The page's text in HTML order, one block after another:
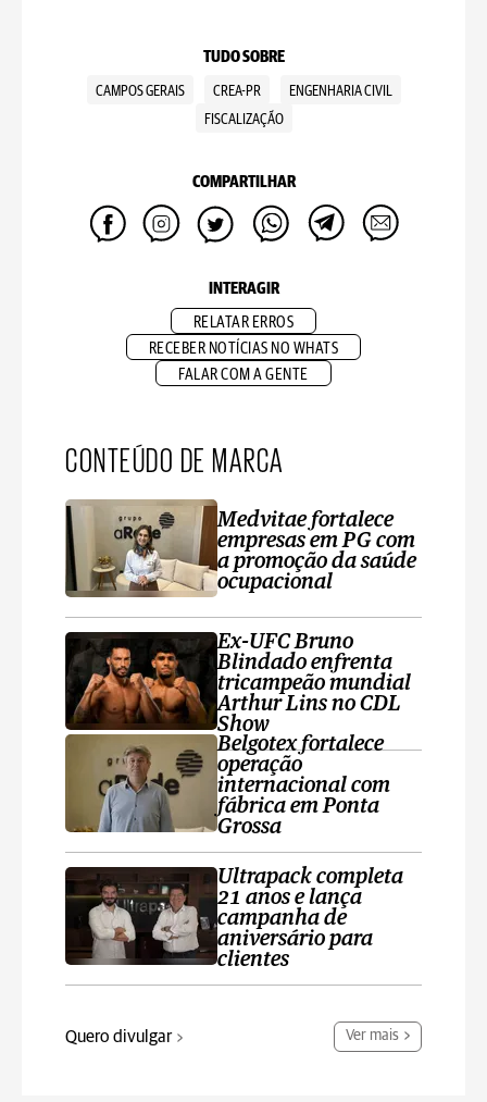
TUDO SOBRE
CAMPOS GERAIS CREA-PR
ENGENHARIA CIVIL
FISCALIZAÇÃO
COMPARTILHAR
INTERAGIR
RELATAR ERROS
RECEBER NOTÍCIAS NO WHATS
FALAR COM A GENTE
CONTEÚDO DE MARCA
Medvitae fortalece
empresas em PG com
a promoção da saúde
ocupacional
Ex-UFC Bruno
Blindado enfrenta
tricampeão mundial
Arthur Lins no CDL
Show
Belgotex fortalece
operação
internacional com
fábrica em Ponta
Grossa
Ultrapack completa
21 anos e lança
campanha de
aniversário para
clientes
Quero divulgar Ver mais